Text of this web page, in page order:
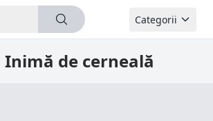
Categorii
Inimă de cerneală